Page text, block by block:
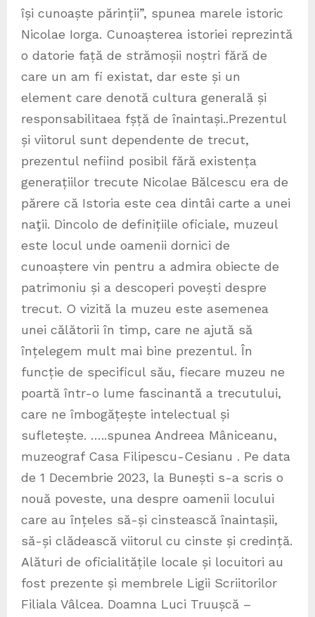
își cunoaște părinții”, spunea marele istoric
Nicolae Iorga. Cunoașterea istoriei reprezintă
o datorie față de strămoșii noștri fără de
care un am fi existat, dar este și un
element care denotă cultura generală și
responsabilitaea fșță de înaintași..Prezentul
și viitorul sunt dependente de trecut,
prezentul nefiind posibil fără existența
generațiilor trecute Nicolae Bălcescu era de
părere că Istoria este cea dintâi carte a unei
naţii. Dincolo de definițiile oficiale, muzeul
este locul unde oamenii dornici de
cunoaștere vin pentru a admira obiecte de
patrimoniu și a descoperi povești despre
trecut. O vizită la muzeu este asemenea
unei călătorii în timp, care ne ajută să
înțelegem mult mai bine prezentul. În
funcție de specificul său, fiecare muzeu ne
poartă într-o lume fascinantă a trecutului,
care ne îmbogățește intelectual și
sufletește. …..spunea Andreea Mâniceanu,
muzeograf Casa Filipescu-Cesianu . Pe data
de 1 Decembrie 2023, la Bunești s-a scris o
nouă poveste, una despre oamenii locului
care au înțeles să-și cinstească înaintașii,
să-și clădească viitorul cu cinste și credință.
Alături de oficialitățile locale și locuitori au
fost prezente și membrele Ligii Scriitorilor
Filiala Vâlcea. Doamna Luci Truușcă –